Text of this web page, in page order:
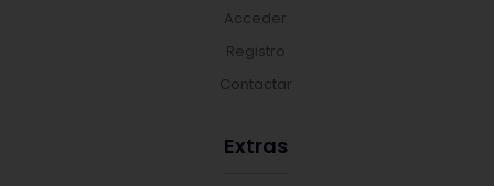
Acceder
Registro
Contactar
Extras